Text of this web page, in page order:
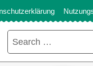
Search
for: